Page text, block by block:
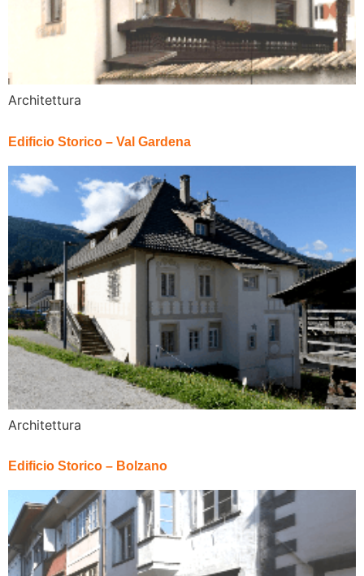
Architettura
Edificio Storico – Val Gardena
Architettura
Edificio Storico – Bolzano